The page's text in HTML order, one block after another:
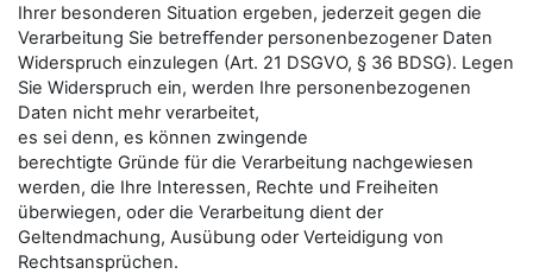
Ihrer besonderen Situation ergeben, jederzeit gegen die
Verarbeitung Sie betreﬀender personenbezogener Daten
Widerspruch einzulegen (Art. 21 DSGVO, § 36 BDSG). Legen
Sie Widerspruch ein, werden Ihre personenbezogenen
Daten nicht mehr verarbeitet,
es sei denn, es können zwingende
berechtigte Gründe für die Verarbeitung nachgewiesen
werden, die Ihre Interessen, Rechte und Freiheiten
überwiegen, oder die Verarbeitung dient der
Geltendmachung, Ausübung oder Verteidigung von
Rechtsansprüchen.